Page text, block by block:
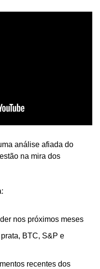
análise afiada do
na mira dos
nos próximos meses
BTC, S&P e
recentes dos